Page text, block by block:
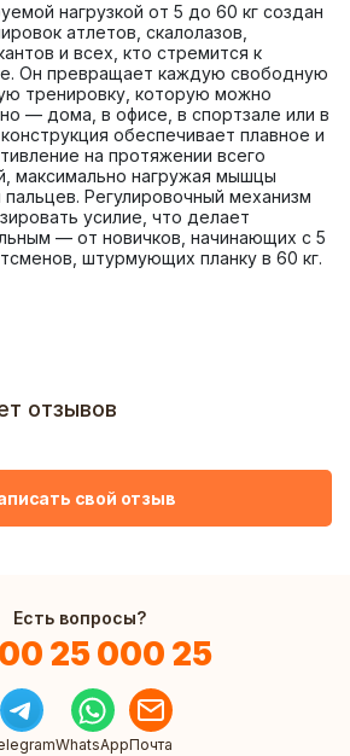
нагрузкой от 5 до 60 кг создан
атлетов, скалолазов,
и всех, кто стремится к
Он превращает каждую свободную
тренировку, которую можно
— дома, в офисе, в спортзале или в
обеспечивает плавное и
на протяжении всего
максимально нагружая мышцы
Регулировочный механизм
усилие, что делает
— от новичков, начинающих с 5
штурмующих планку в 60 кг.
отзывов
свой отзыв
Есть вопросы?
25 000 25
WhatsAppПочта